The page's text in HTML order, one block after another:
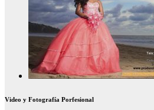
Video y Fotografía Porfesional